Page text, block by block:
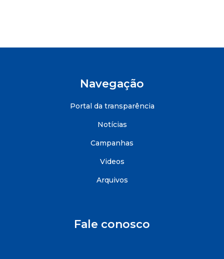
Navegação
Portal da transparência
Notícias
Campanhas
Videos
Arquivos
Fale conosco